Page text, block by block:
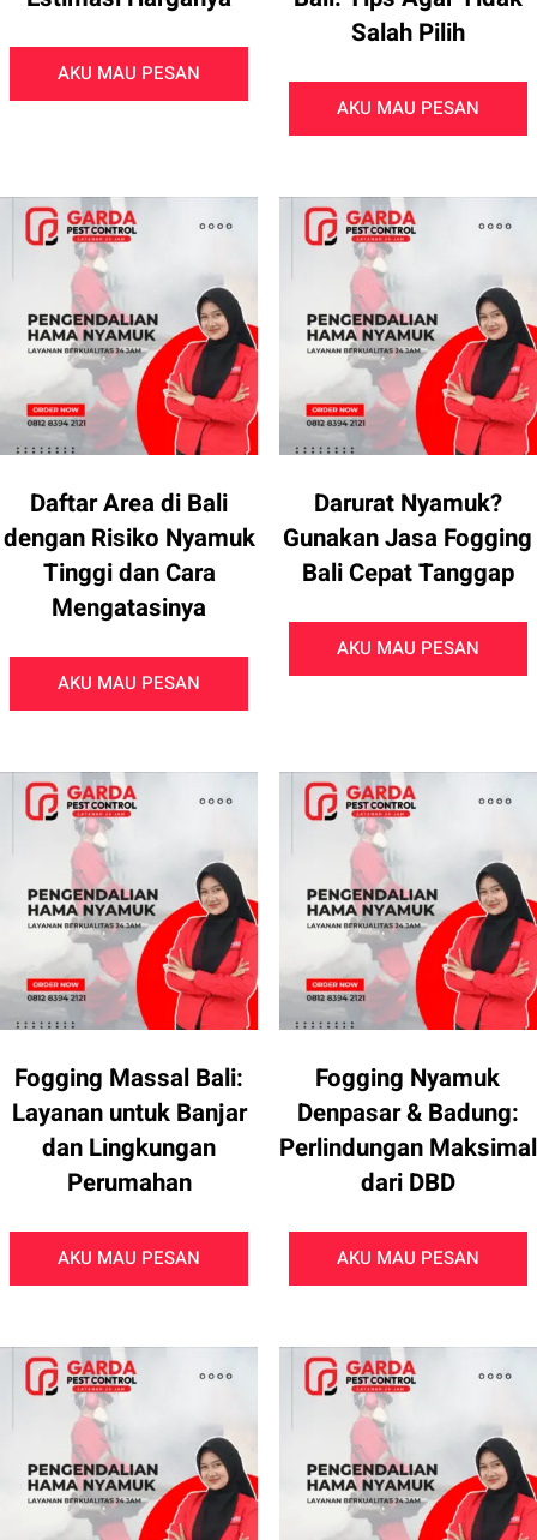
AKU MAU PESAN
Salah Pilih
AKU MAU PESAN
Daftar Area di Bali
dengan Risiko Nyamuk
Tinggi dan Cara
Mengatasinya
AKU MAU PESAN
Darurat Nyamuk?
Gunakan Jasa Fogging
Bali Cepat Tanggap
AKU MAU PESAN
Fogging Massal Bali:
Layanan untuk Banjar
dan Lingkungan
Perumahan
AKU MAU PESAN
Fogging Nyamuk
Denpasar & Badung:
Perlindungan Maksimal
dari DBD
AKU MAU PESAN